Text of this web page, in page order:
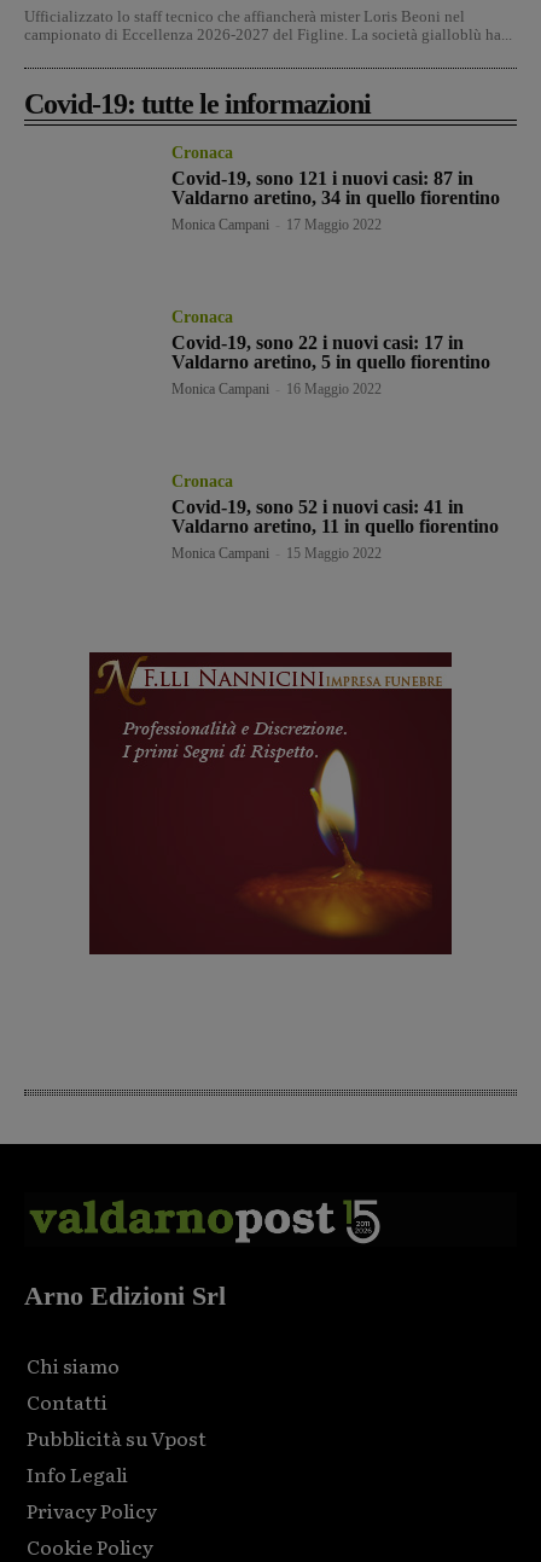
Ufficializzato lo staff tecnico che affiancherà mister Loris Beoni nel
campionato di Eccellenza 2026-2027 del Figline. La società gialloblù ha...
Covid-19: tutte le informazioni
Cronaca
Covid-19, sono 121 i nuovi casi: 87 in
Valdarno aretino, 34 in quello fiorentino
Monica Campani 17 Maggio 2022
Cronaca
Covid-19, sono 22 i nuovi casi: 17 in
Valdarno aretino, 5 in quello fiorentino
Monica Campani 16 Maggio 2022
Cronaca
Covid-19, sono 52 i nuovi casi: 41 in
Valdarno aretino, 11 in quello fiorentino
Monica Campani 15 Maggio 2022
Arno Edizioni Srl
Chi siamo
Contatti
Pubblicità su Vpost
Info Legali
Privacy Policy
Cookie Policy